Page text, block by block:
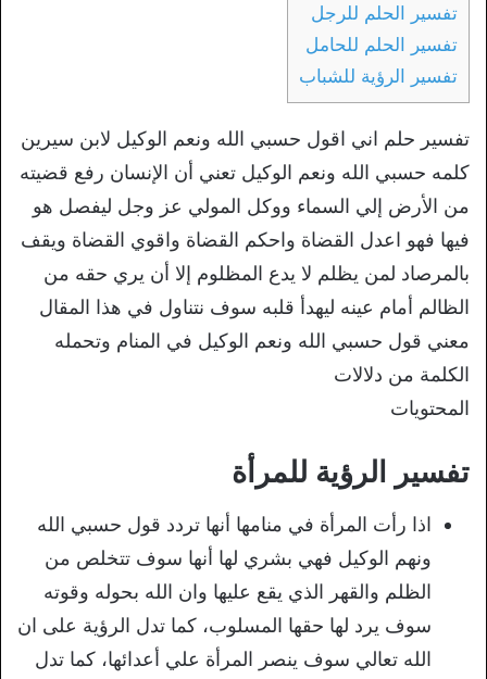
تفسير الحلم للرجل
تفسير الحلم للحامل
تفسير الرؤية للشباب
تفسير حلم اني اقول حسبي الله ونعم الوكيل لابن سيرين
كلمه حسبي الله ونعم الوكيل تعني أن الإنسان رفع قضيته
من الأرض إلي السماء ووكل المولي عز وجل ليفصل هو
فيها فهو اعدل القضاة واحكم القضاة واقوي القضاة ويقف
بالمرصاد لمن يظلم لا يدع المظلوم إلا أن يري حقه من
الظالم أمام عينه ليهدأ قلبه سوف نتناول في هذا المقال
معني قول حسبي الله ونعم الوكيل في المنام وتحمله
الكلمة من دلالات
المحتويات
تفسير الرؤية للمرأة
اذا رأت المرأة في منامها أنها تردد قول حسبي الله
ونهم الوكيل فهي بشري لها أنها سوف تتخلص من
الظلم والقهر الذي يقع عليها وان الله بحوله وقوته
سوف يرد لها حقها المسلوب، كما تدل الرؤية على ان
الله تعالي سوف ينصر المرأة علي أعدائها، كما تدل